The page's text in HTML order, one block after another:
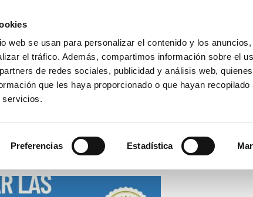
web se usan para personalizar el contenido y los
el tráfico. Además, compartimos información sobre el
de redes sociales, publicidad y análisis web,
que les haya proporcionado o que hayan recopilado
servicios.
Preferencias Estadística
La Purísima Alzira
la Inmaculada
ETAPAS HEMEROTECA PREMIOS SECRETARÍA